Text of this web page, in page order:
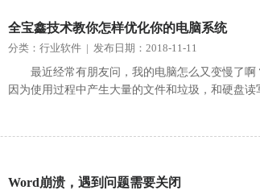
全宝鑫技术教你怎样优化你的电脑系统
分类：行业软件 | 发布日期：2018-11-11
最近经常有朋友问，我的电脑怎么又变慢了
因为使用过程中产生大量的文件和垃圾，和硬盘
Word崩溃，遇到问题需要关闭